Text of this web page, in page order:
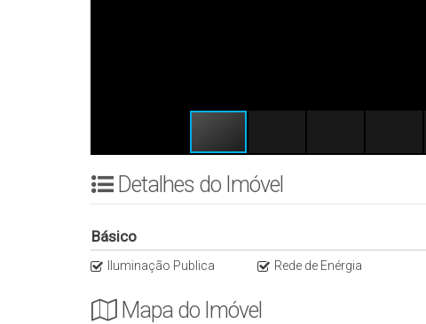
Detalhes do Imóvel
Básico
Iluminação Publica Rede de Enérgia
Mapa do Imóvel